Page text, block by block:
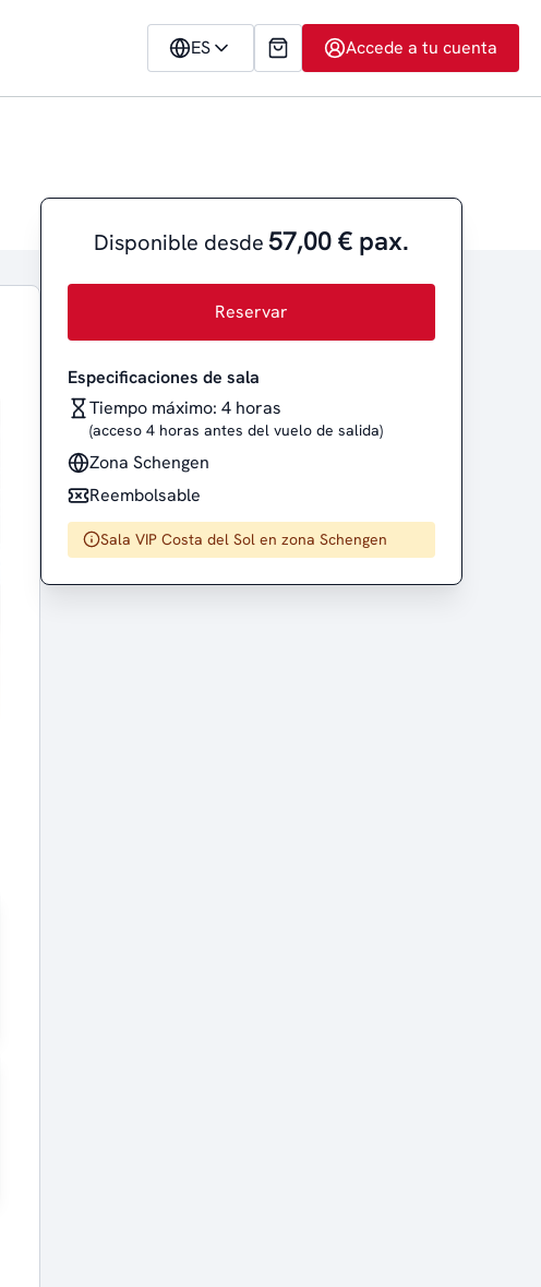
ES Accede a tu cuenta
Disponible desde57,00 € pax.
Reservar
Especificaciones de sala
Tiempo máximo: 4 horas
(acceso 4 horas antes del vuelo de salida)
Zona Schengen
Reembolsable
Sala VIP Costa del Sol en zona Schengen